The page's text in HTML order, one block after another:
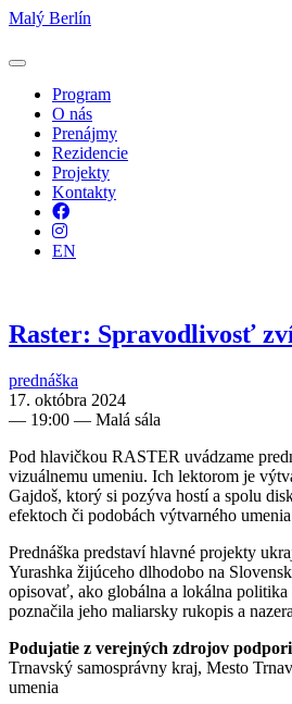
Malý Berlín
Program
O nás
Prenájmy
Rezidencie
Projekty
Kontakty
Facebook
Instagram
EN
Raster: Spravodlivosť
prednáška
17. októbra 2024
— 19:00 — Malá sála
Pod hlavičkou RASTER uvádzame
vizuálnemu umeniu. Ich lektorom je
Gajdoš, ktorý si pozýva hostí a spolu
efektoch či podobách výtvarného
Prednáška predstaví hlavné projekty
Yurashka žijúceho dlhodobo na
opisovať, ako globálna a lokálna
poznačila jeho maliarsky rukopis a
Podujatie z verejných zdrojov
Trnavský samosprávny kraj, Mesto
umenia